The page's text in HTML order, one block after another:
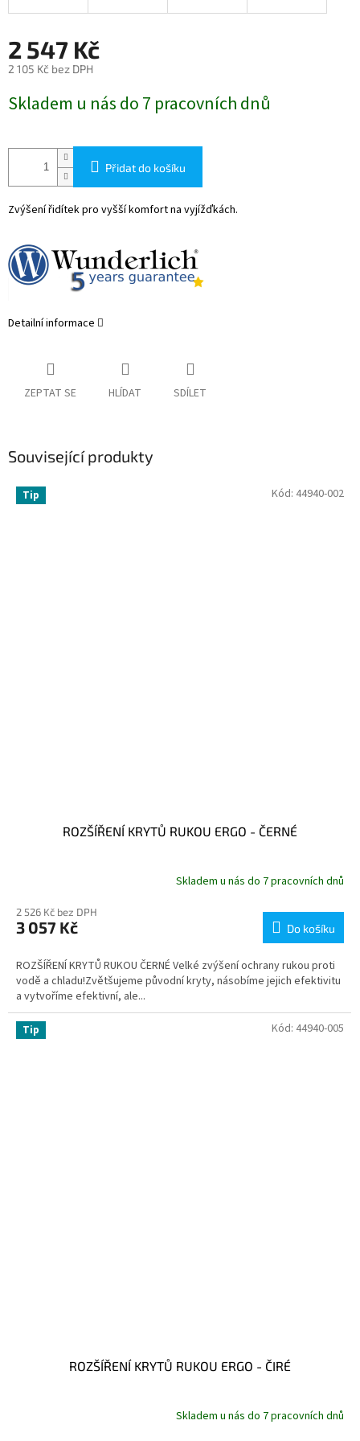
2 547 Kč
2 105 Kč bez DPH
cena:
Skladem u nás do 7 pracovních dnů
Přidat do košíku
Zvýšení řidítek pro vyšší komfort na vyjížďkách.
Detailní informace
ZEPTAT SE HLÍDAT SDÍLET
Související produkty
Tip
ROZŠÍŘENÍ KRYTŮ RUKOU ERGO - ČERNÉ
Skladem u nás do 7 pracovních dnů
2 526 Kč bez DPH
3 057 Kč Do košíku
ROZŠÍŘENÍ KRYTŮ RUKOU ČERNÉ Velké zvýšení ochrany rukou proti
vodě a chladu!Zvětšujeme původní kryty, násobíme jejich efektivitu
a vytvoříme efektivní, ale...
Kód: 44940-002
Tip
ROZŠÍŘENÍ KRYTŮ RUKOU ERGO - ČIRÉ
Skladem u nás do 7 pracovních dnů
Kód: 44940-005